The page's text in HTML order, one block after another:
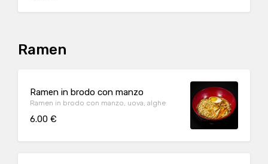
Ramen
Ramen in brodo con manzo
Ramen in brodo con manzo, uova, alghe
6.00 €